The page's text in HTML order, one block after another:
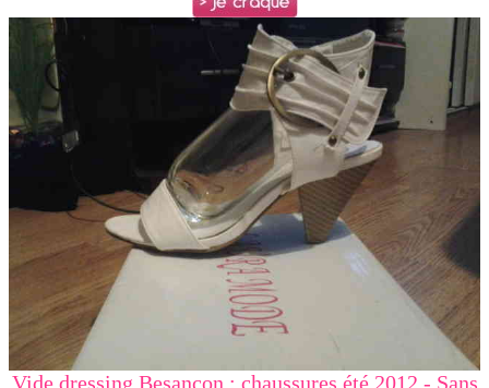
Vide dressing Besancon : chaussures été 2012 - Sans